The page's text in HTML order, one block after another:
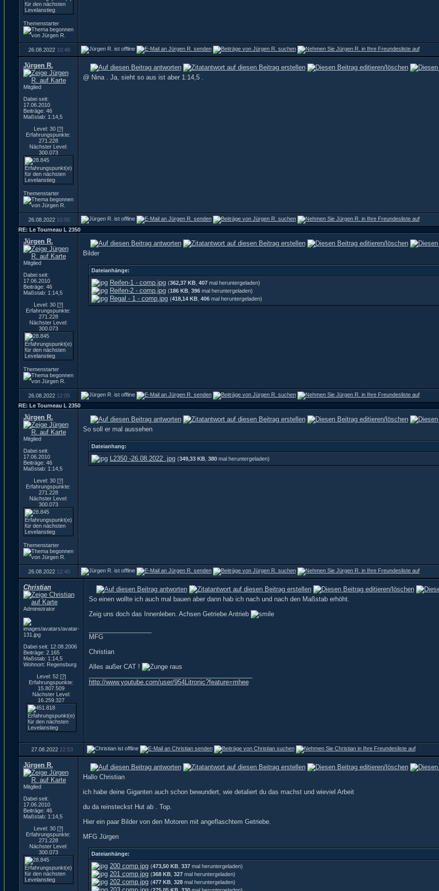
Themenstarter
26.08.2022 10:48
Jürgen R.
Mitglied
Dabei seit:
17.06.2010
Beiträge: 46
Maßstab: 1:14,5
Level: 30 [?]
Erfahrungspunkte:
271.228
Nächster Level:
300.073
Themenstarter
@ Nina . Ja, sieht so aus ist aber 1:14,5 .
26.08.2022 10:50
RE: Le Tourneau L 2350
Jürgen R.
Mitglied
Dabei seit:
17.06.2010
Beiträge: 46
Maßstab: 1:14,5
Level: 30 [?]
Erfahrungspunkte:
271.228
Nächster Level:
300.073
Themenstarter
Bilder
Dateianhänge:
Reifen-1 - comp.jpg (362,37 KB 407 mal heruntergeladen)
Reifen-2 - comp.jpg (186 KB 396 mal heruntergeladen)
Regal - 1 - comp.jpg (418,14 KB 406 mal heruntergeladen)
26.08.2022 12:05
RE: Le Tourneau L 2350
Jürgen R.
Mitglied
Dabei seit:
17.06.2010
Beiträge: 46
Maßstab: 1:14,5
Level: 30 [?]
Erfahrungspunkte:
271.228
Nächster Level:
300.073
Themenstarter
So soll er mal aussehen
Dateianhang:
L2350 -26.08.2022 .jpg (349,33 KB 380 mal heruntergeladen)
26.08.2022 12:40
Christian
Administrator
Dabei seit: 12.08.2006
Beiträge: 2.165
Maßstab: 1:14,5
Wohnort: Regensburg
Level: 52 [?]
Erfahrungspunkte:
15.807.509
Nächster Level:
16.259.327
So einen wollte ich auch mal bauen aber dann hab ich nach und nach den Maßstab erhöht.
Zeig uns doch das Innenleben. Achsen Getriebe Antrieb
MFG
Christian
Alles außer CAT !
http://www.youtube.com/user/954Litronic?feature=mhee
27.08.2022 22:53
Jürgen R.
Mitglied
Dabei seit:
17.06.2010
Beiträge: 46
Maßstab: 1:14,5
Level: 30 [?]
Erfahrungspunkte:
271.228
Nächster Level:
300.073
Hallo Christian
ich habe deine Giganten auch schon bewundert, wie detaliert du das machst und wieviel Arbeit
du da reinsteckst Hut ab . Top.
Hier ein paar Bilder von den Motoren mit angeflaschtem Getriebe.
MFG Jürgen
Dateianhänge:
200 comp.jpg (473,50 KB 337 mal heruntergeladen)
201 comp.jpg (368 KB 327 mal heruntergeladen)
202 comp.jpg (477 KB 328 mal heruntergeladen)